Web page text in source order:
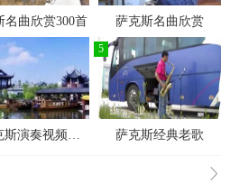
名曲欣赏300首 萨克斯名曲欣赏
5
萨克斯经典老歌